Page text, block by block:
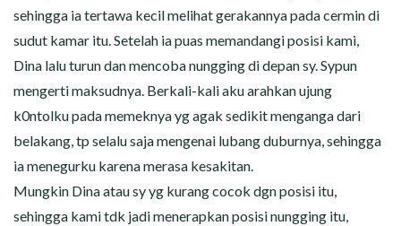
sehingga ia tertawa kecil melihat gerakannya pada cermin di
sudut kamar itu. Setelah ia puas memandangi posisi kami,
Dina lalu turun dan mencoba nungging di depan sy. Sypun
mengerti maksudnya. Berkali-kali aku arahkan ujung
k0ntolku pada memeknya yg agak sedikit menganga dari
belakang, tp selalu saja mengenai lubang duburnya, sehingga
ia menegurku karena merasa kesakitan.
Mungkin Dina atau sy yg kurang cocok dgn posisi itu,
sehingga kami tdk jadi menerapkan posisi nungging itu,